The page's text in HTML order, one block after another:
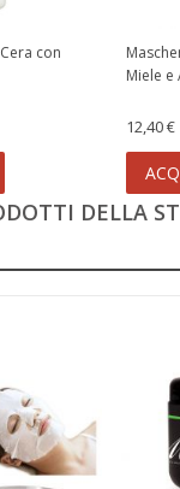
con
Miele e
12,40 €
DELLA